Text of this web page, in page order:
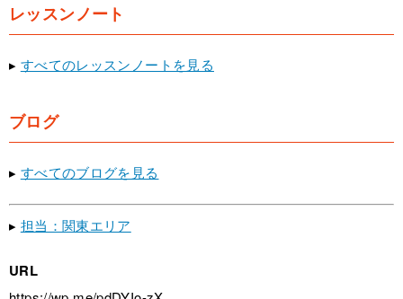
レッスンノート
▸ すべてのレッスンノートを見る
ブログ
▸ すべてのブログを見る
▸ 担当：関東エリア
URL